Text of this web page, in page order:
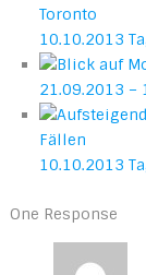
10.10.2013
21.09.2013 –
10.10.2013
One Response